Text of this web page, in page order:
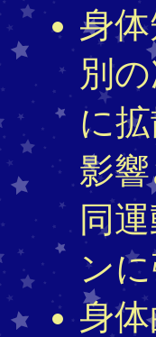
身
別
に
影
同
ン
身